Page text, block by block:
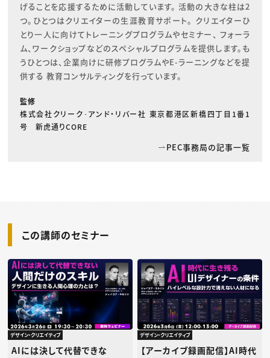
げることを応援するために活動しています。 活動の大きな柱は2
つ。ひとつはクリエイターの生涯教育サポート。 クリエイターひ
とり一人に向けてトレーニングプログラムやセミナー、 フォーラ
ム、ワークショップなどのスペシャルプログラムを提供します。も
うひとつは、企業向けに研修プログラムやE-ラーニングなどを提
供する 教育コンサルティングを行っています。
監修
株式会社クリーク･アンド・リバー社 東京都港区新橋四丁目1番1
号 新虎通りCORE
PEC事務局の記事一覧
この講師のセミナー
デザイン・クリエイティブ
AIには決して代替できな
デザイン・クリエイティブ
【アーカイブ録画配信】AI時代